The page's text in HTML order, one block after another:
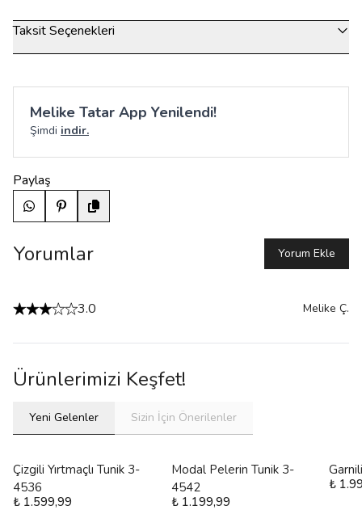
Taksit Seçenekleri
Melike Tatar App Yenilendi!
Şimdi indir.
Paylaş
Yorumlar Yorum Ekle
3.0 Melike Ç.
Ürünlerimizi Keşfet!
Yeni Gelenler Sizin İçin Önerilenler
Çizgili Yırtmaçlı Tunik 3-
4536
₺ 1.599,99
Modal Pelerin Tunik 3-
4542
₺ 1.199,99
₺